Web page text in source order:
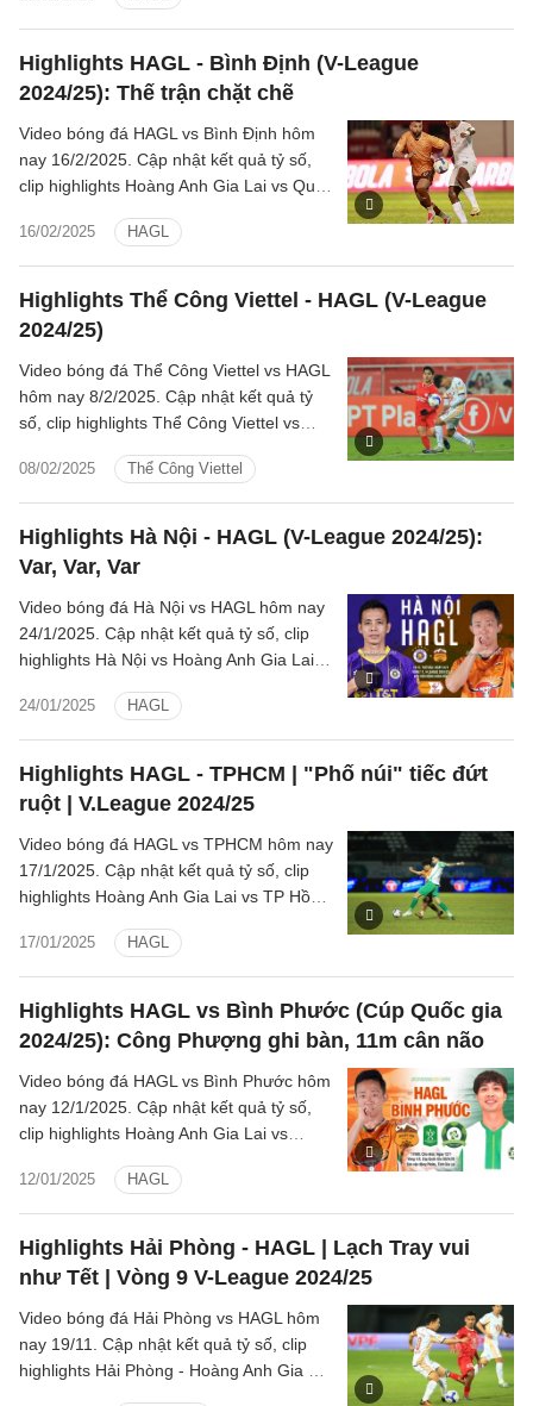
Highlights HAGL - Bình Định (V-League
2024/25): Thế trận chặt chẽ
16/02/2025 HAGL
Video bóng đá HAGL vs Bình Định hôm
nay 16/2/2025. Cập nhật kết quả tỷ số,
clip highlights Hoàng Anh Gia Lai vs Quy
2024/25).
Highlights Thể Công Viettel - HAGL (V-League
2024/25)
08/02/2025 Thể Công Viettel
Video bóng đá Thể Công Viettel vs HAGL
hôm nay 8/2/2025. Cập nhật kết quả tỷ
số, clip highlights Thể Công Viettel vs
2024/25).
Highlights Hà Nội - HAGL (V-League 2024/25):
Var, Var, Var
24/01/2025 HAGL
Video bóng đá Hà Nội vs HAGL hôm nay
24/1/2025. Cập nhật kết quả tỷ số, clip
highlights Hà Nội vs Hoàng Anh Gia Lai
Highlights HAGL - TPHCM | "Phố núi" tiếc đứt
ruột | V.League 2024/25
17/01/2025 HAGL
Video bóng đá HAGL vs TPHCM hôm nay
17/1/2025. Cập nhật kết quả tỷ số, clip
highlights Hoàng Anh Gia Lai vs TP Hồ
Highlights HAGL vs Bình Phước (Cúp Quốc gia
2024/25): Công Phượng ghi bàn, 11m cân não
12/01/2025 HAGL
Video bóng đá HAGL vs Bình Phước hôm
nay 12/1/2025. Cập nhật kết quả tỷ số,
clip highlights Hoàng Anh Gia Lai vs
2024/25).
Highlights Hải Phòng - HAGL | Lạch Tray vui
như Tết | Vòng 9 V-League 2024/25
Video bóng đá Hải Phòng vs HAGL hôm
nay 19/11. Cập nhật kết quả tỷ số, clip
highlights Hải Phòng - Hoàng Anh Gia Lai